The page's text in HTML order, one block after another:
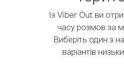
Із Viber Out ви
часу розмов за
Виберіть один з
варіантів